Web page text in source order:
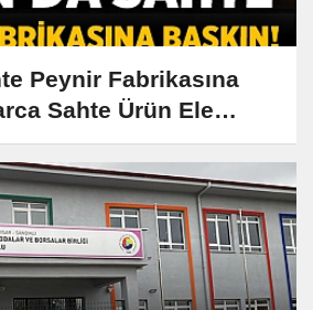
Peynir Fabrikasına
Sahte Ürün Ele